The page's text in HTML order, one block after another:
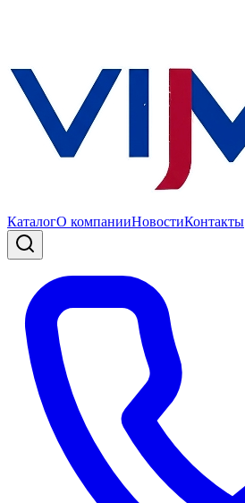
КаталогО компанииНовостиКонтакты